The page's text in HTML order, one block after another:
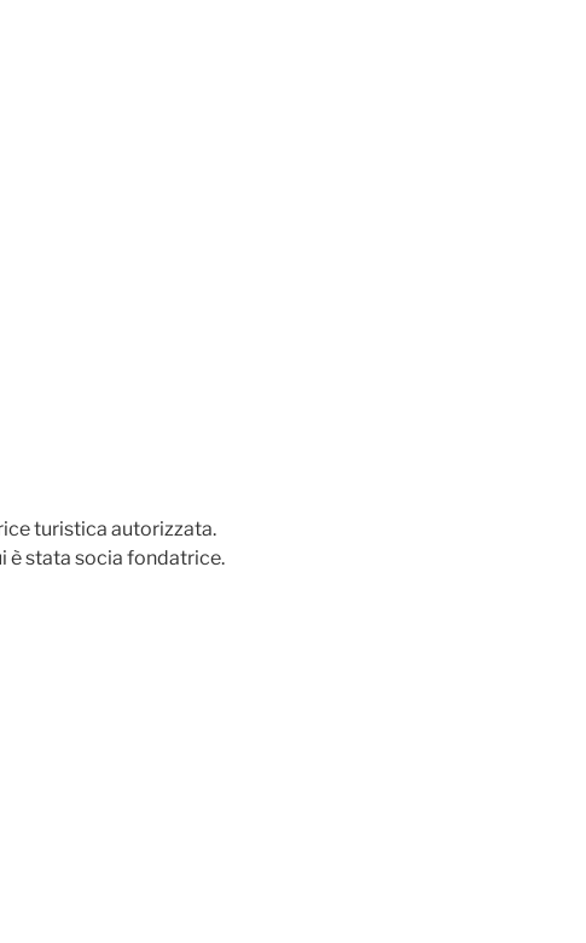
turistica autorizzata.
è stata socia fondatrice.